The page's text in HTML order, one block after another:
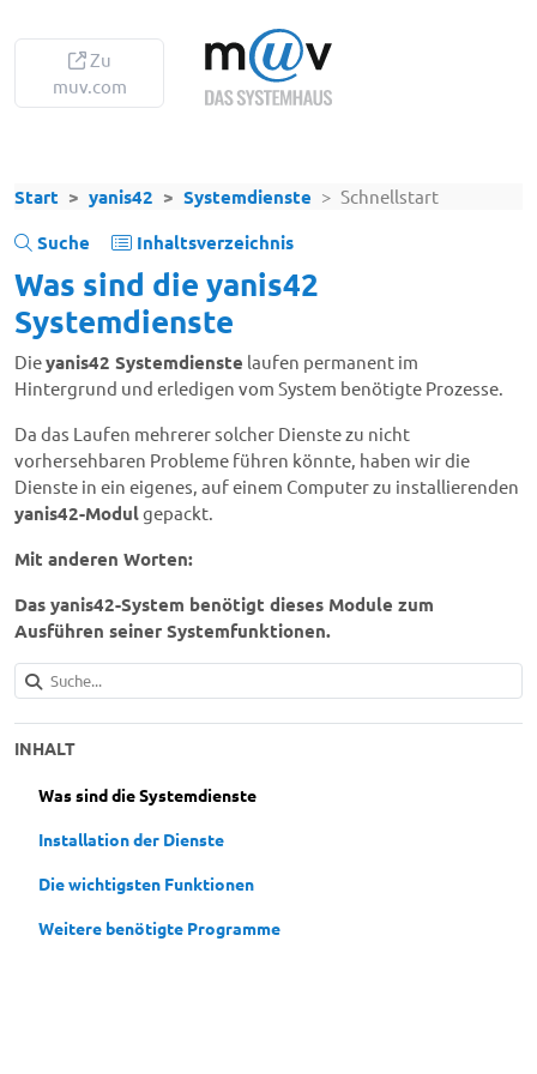
Zu
muv.com
Start yanis42 Systemdienste Schnellstart
Suche Inhaltsverzeichnis
Was sind die yanis42
Systemdienste
Dieyanis42 Systemdienste laufen permanent im
Hintergrund und erledigen vom System benötigte Prozesse.
Da das Laufen mehrerer solcher Dienste zu nicht
vorhersehbaren Probleme führen könnte, haben wir die
Dienste in ein eigenes, auf einem Computer zu installierenden
yanis42-Modulgepackt.
Mit anderen Worten:
Das yanis42-System benötigt dieses Module zum
Ausführen seiner Systemfunktionen.
INHALT
Was sind die Systemdienste
Installation der Dienste
Die wichtigsten Funktionen
Weitere benötigte Programme